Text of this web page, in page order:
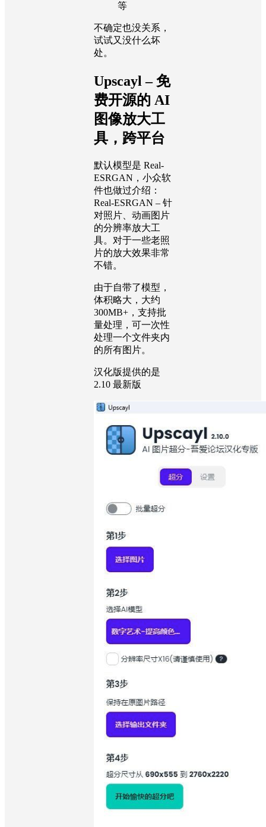
等
不确定也没关系，
试试又没什么坏
处。
Upscayl – 免
费开源的 AI
图像放大工
具，跨平台
默认模型是 Real-
ESRGAN，小众软
件也做过介绍：
Real-ESRGAN – 针
对照片、动画图片
的分辨率放大工
具。对于一些老照
片的放大效果非常
不错。
由于自带了模型，
体积略大，大约
300MB+，支持批
量处理，可一次性
处理一个文件夹内
的所有图片。
汉化版提供的是
2.10 最新版